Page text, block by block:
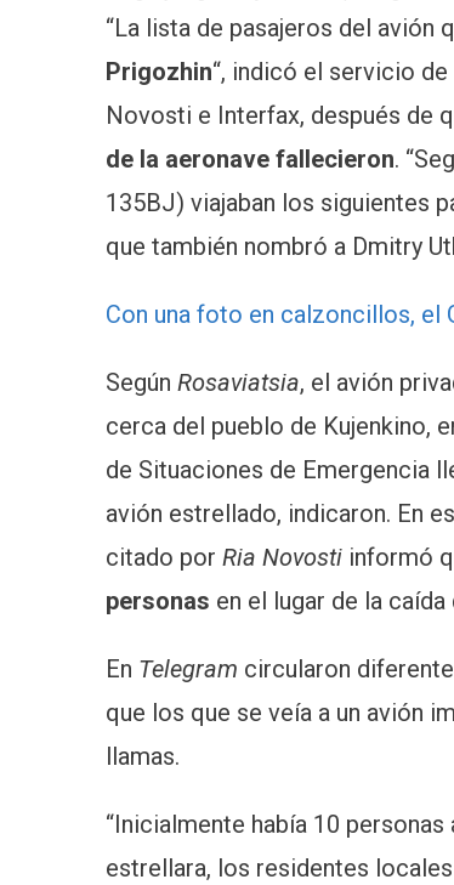
“La lista de pasajeros del avión
Prigozhin“, indicó el servicio
Novosti e Interfax, después de
de la aeronave fallecieron.
135BJ) viajaban los siguientes
que también nombró a Dmitry
Con una foto en calzoncillos, el
Según Rosaviatsia, el avión
cerca del pueblo de Kujenkino,
de Situaciones de Emergencia
avión estrellado, indicaron. En
citado por Ria Novosti informó
personas en el lugar de la caída
En Telegram circularon
que los que se veía a un avión
llamas.
“Inicialmente había 10 personas
estrellara, los residentes locales